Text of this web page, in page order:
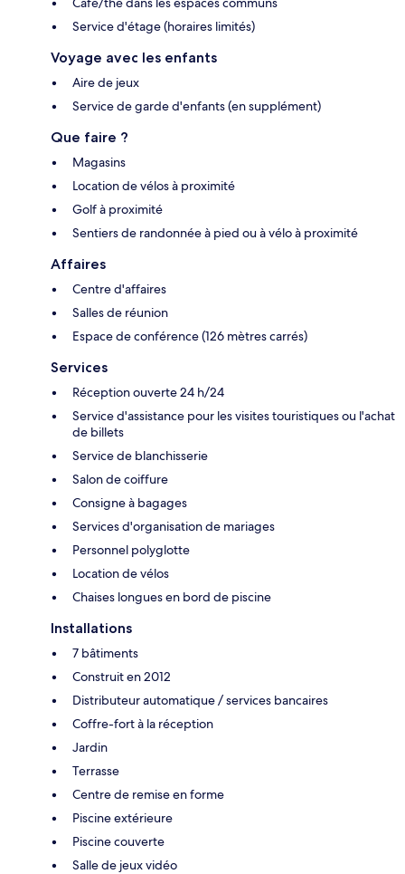
Service d'étage (horaires limités)
Voyage avec les enfants
Aire de jeux
Service de garde d'enfants (en supplément)
Que faire ?
Magasins
Location de vélos à proximité
Golf à proximité
Sentiers de randonnée à pied ou à vélo à proximité
Affaires
Centre d'affaires
Salles de réunion
Espace de conférence (126 mètres carrés)
Services
Réception ouverte 24 h/24
Service d'assistance pour les visites touristiques ou l'achat
de billets
Service de blanchisserie
Salon de coiffure
Consigne à bagages
Services d'organisation de mariages
Personnel polyglotte
Location de vélos
Chaises longues en bord de piscine
Installations
7 bâtiments
Construit en 2012
Distributeur automatique / services bancaires
Coffre-fort à la réception
Jardin
Terrasse
Centre de remise en forme
Piscine extérieure
Piscine couverte
Salle de jeux vidéo